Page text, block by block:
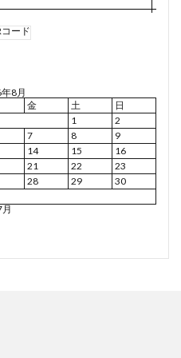
8月
金 土
日
1
2
7 8
9
14 15
16
21 22
23
28 29
30
月